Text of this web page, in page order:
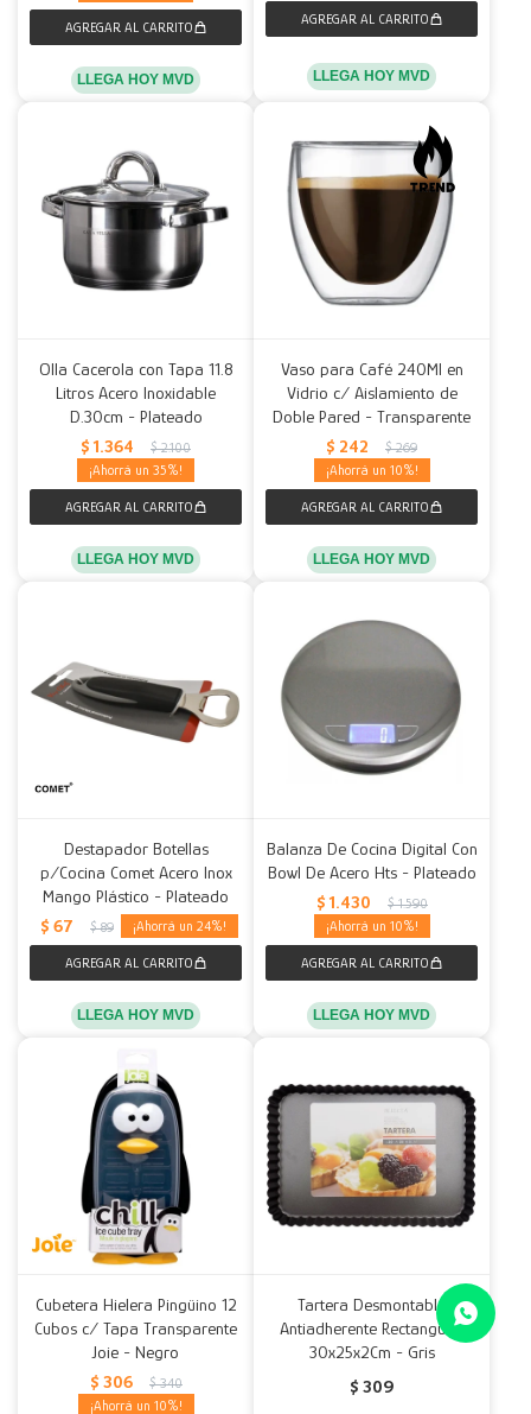
LLEGA HOY MVD LLEGA HOY MVD
Olla Cacerola con Tapa 11.8
Litros Acero Inoxidable
D.30cm - Plateado
$ 1.364 $ 2.100
35
LLEGA HOY MVD
Vaso para Café 240Ml en
Vidrio c/ Aislamiento de
Doble Pared - Transparente
$ 242 $ 269
10
LLEGA HOY MVD
Destapador Botellas
p/Cocina Comet Acero Inox
Mango Plástico - Plateado
$ 67 $ 89 24
LLEGA HOY MVD
Balanza De Cocina Digital Con
Bowl De Acero Hts - Plateado
$ 1.430 $ 1.590
10
LLEGA HOY MVD
Cubetera Hielera Pingüino 12
Cubos c/ Tapa Transparente
Joie - Negro
$ 306 $ 340
10
Tartera Desmontable
Antiadherente Rectangular
30x25x2Cm - Gris
$ 309